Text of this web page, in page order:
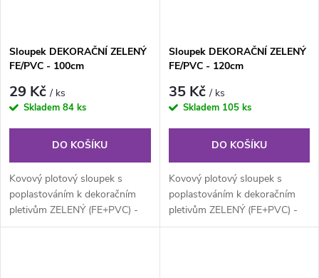
Sloupek DEKORAČNÍ ZELENÝ
FE/PVC - 100cm
29 Kč/ ks
Skladem 84 ks
DO KOŠÍKU
Kovový plotový sloupek s
poplastováním k dekoračním
pletivům ZELENÝ (FE+PVC) -
výška 100 cm. Kovový sloupek
Sloupek DEKORAČNÍ ZELENÝ
FE/PVC - 120cm
35 Kč/ ks
Skladem 105 ks
DO KOŠÍKU
Kovový plotový sloupek s
poplastováním k dekoračním
pletivům ZELENÝ (FE+PVC) -
výška 120 cm. Kovový sloupek